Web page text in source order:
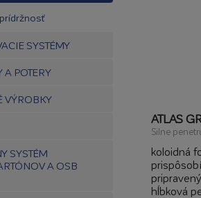
SYSTÉMY
A POTERY
VÝROBKY
SYSTÉM
A OSB
ATLAS
Silne
koloidná
hĺbková